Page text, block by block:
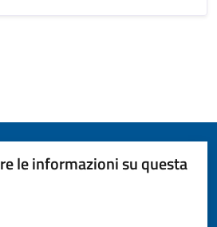
le informazioni su questa